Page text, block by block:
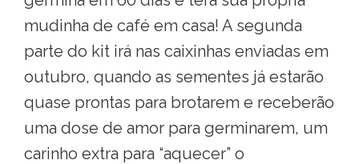
mudinha de café em casa! A segunda
parte do kit irá nas caixinhas enviadas em
outubro, quando as sementes já estarão
quase prontas para brotarem e receberão
uma dose de amor para germinarem, um
carinho extra para “aquecer” o